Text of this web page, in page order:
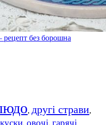
без борошна
, другі страви,